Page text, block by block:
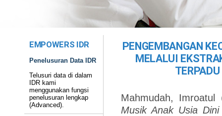
EMPOWERS IDR
Penelusuran Data IDR
Telusuri data di dalam
IDR kami
menggunakan fungsi
penelusuran lengkap
(Advanced).
PENGEMBANGAN
MELALUI
Mahmudah, Imroatul
Musik Anak Usia